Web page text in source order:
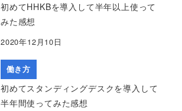
初めてHHKBを導入して半年以上使って
みた感想
2020年12月10日
働き方
初めてスタンディングデスクを導入して
半年間使ってみた感想